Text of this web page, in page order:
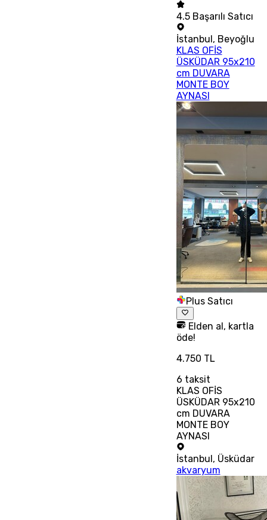
4.5 Başarılı Satıcı
İstanbul, Beyoğlu
KLAS OFİS
ÜSKÜDAR 95x210
cm DUVARA
MONTE BOY
AYNASI
Plus Satıcı
Elden al, kartla
öde!
4.750 TL
6 taksit
KLAS OFİS
ÜSKÜDAR 95x210
cm DUVARA
MONTE BOY
AYNASI
İstanbul, Üsküdar
akvaryum